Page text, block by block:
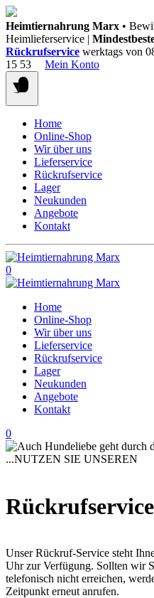
Springen
Sie
zum
Inhalt
Heimtiernahrung Marx •
Heimlieferservice |
Rückrufservice werktags von
15 53
Mein Konto
Home
Online-Shop
Wir über uns
Lieferservice
Rückrufservice
Lager
Neukunden
Angebote
Kontakt
0
Home
Online-Shop
Wir über uns
Lieferservice
Rückrufservice
Lager
Neukunden
Angebote
Kontakt
0
...NUTZEN SIE UNSEREN
Rückrufservice
Unser Rückruf-Service steht
Uhr zur Verfügung. Sollten wir
telefonisch nicht erreichen,
Zeitpunkt erneut anrufen.